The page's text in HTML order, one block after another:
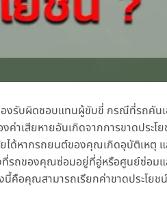
งรับผิดชอบแทนผู้ขับขี่ กรณีที่รถคัน
เสียหายอันเกิดจากการขาดประโ
ด้หากรถยนต์ของคุณเกิดอุบัติเหตุ
ที่รถของคุณซ่อมอยู่ที่อู่หรือศูนย์ซ่อมแ
คือคุณสามารถเรียกค่าขาดประโยช